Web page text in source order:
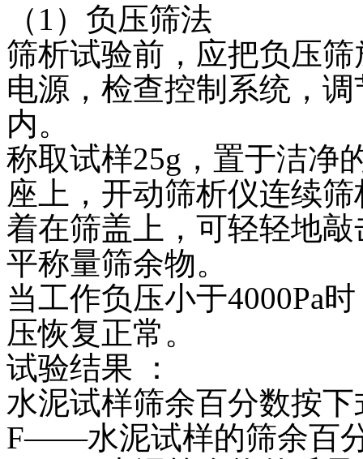
（1）负压筛法
筛析试验前，应把负压
电源，检查控制系统，调
内。
称取试样25g，置于洁净
座上，开动筛析仪连续
着在筛盖上，可轻轻地
平称量筛余物。
当工作负压小于4000Pa
压恢复正常。
试验结果 ：
水泥试样筛余百分数按
F——水泥试样的筛余百